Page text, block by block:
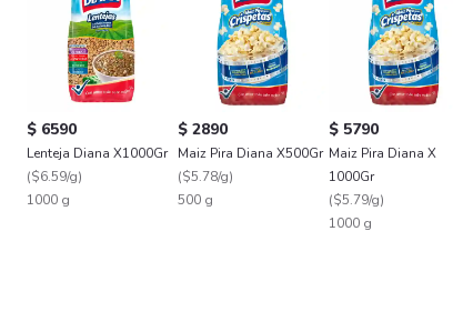
$ 6590
Lenteja Diana X1000Gr
($6.59/g)
1000 g
$ 2890
Maiz Pira Diana X500Gr
($5.78/g)
500 g
$ 5790
Maiz Pira Diana X
1000Gr
($5.79/g)
1000 g